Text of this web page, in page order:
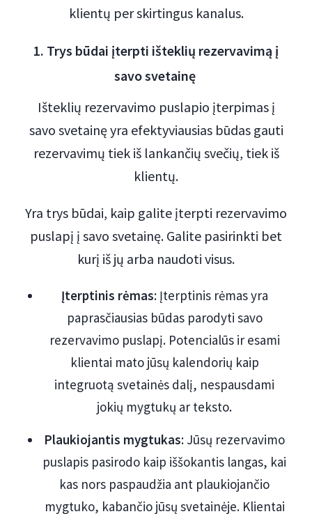
klientų per skirtingus kanalus.
1. Trys būdai įterpti išteklių rezervavimą į
savo svetainę
Išteklių rezervavimo puslapio įterpimas į
savo svetainę yra efektyviausias būdas gauti
rezervavimų tiek iš lankančių svečių, tiek iš
klientų.
Yra trys būdai, kaip galite įterpti rezervavimo
puslapį į savo svetainę. Galite pasirinkti bet
kurį iš jų arba naudoti visus.
Įterptinis rėmas: Įterptinis rėmas yra
paprasčiausias būdas parodyti savo
rezervavimo puslapį. Potencialūs ir esami
klientai mato jūsų kalendorių kaip
integruotą svetainės dalį, nespausdami
jokių mygtukų ar teksto.
Plaukiojantis mygtukas: Jūsų rezervavimo
puslapis pasirodo kaip iššokantis langas, kai
kas nors paspaudžia ant plaukiojančio
mygtuko, kabančio jūsų svetainėje. Klientai